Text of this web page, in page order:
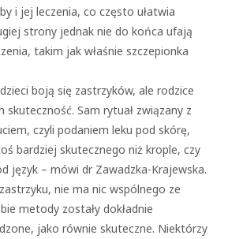
i jej leczenia, co często ułatwia
strony jednak nie do końca ufają
takim jak właśnie szczepionka
boją się zastrzyków, ale rodzice
skuteczność. Sam rytuał związany z
czyli podaniem leku pod skórę,
bardziej skutecznego niż krople, czy
język – mówi dr Zawadzka-Krajewska.
nie ma nic wspólnego ze
metody zostały dokładnie
jako równie skuteczne. Niektórzy